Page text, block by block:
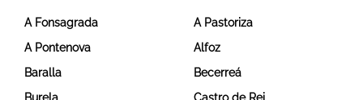
A Fonsagrada
A Pastoriza
A Pontenova
Alfoz
Baralla
Becerreá